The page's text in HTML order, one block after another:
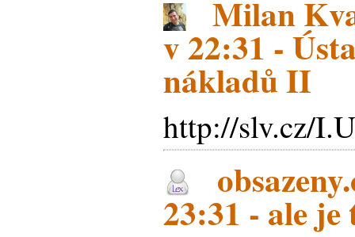
Milan
v 22:31 -
nákladů II
http://slv.cz/
23:31 - ale